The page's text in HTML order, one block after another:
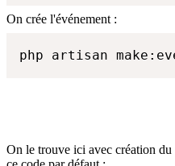
On crée l'événement :
php artisan
On le trouve ici avec création du